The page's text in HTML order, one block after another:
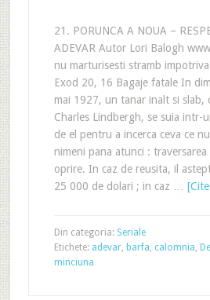
21. PORUNCA A NOUA –
ADEVAR Autor Lori Balogh
nu marturisesti stramb
Exod 20, 16 Bagaje fatale In
mai 1927, un tanar inalt si slab,
Charles Lindbergh, se suia intr-
de el pentru a incerca ceva ce
nimeni pana atunci :
oprire. In caz de reusita, il
25 000 de dolari ; in caz …
Din categoria: Seriale
Etichete: adevar, barfa, calomnia,
minciuna